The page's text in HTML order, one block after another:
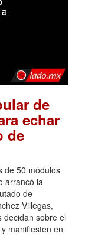
de
echar
de
de 50 módulos
arrancó la
de
Villegas,
decidan sobre el
manifiesten en